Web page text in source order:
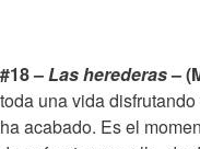
#18 –Las herederas–
toda una vida
ha acabado. Es el